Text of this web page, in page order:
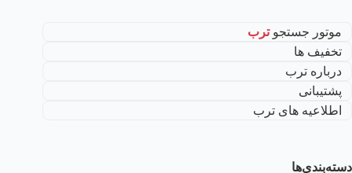
موتور جستجوترب
تخفیف ها
درباره ترب
پشتیبانی
اطلاعیه های ترب
دسته‌بندی‌ها